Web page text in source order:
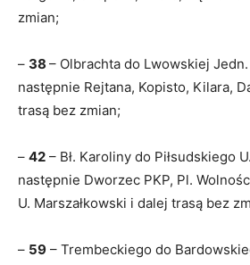
zmian;
– 38 – Olbrachta do Lwowskiej
następnie Rejtana, Kopisto, Kilara,
trasą bez zmian;
– 42 – Bł. Karoliny do Piłsudskiego
następnie Dworzec PKP, Pl.
U. Marszałkowski i dalej trasą bez
– 59 – Trembeckiego do